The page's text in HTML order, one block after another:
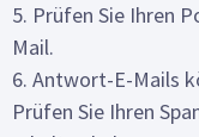
5. Prüfen Sie Ihren
Mail.
6. Antwort-E-Mails
Prüfen Sie Ihren